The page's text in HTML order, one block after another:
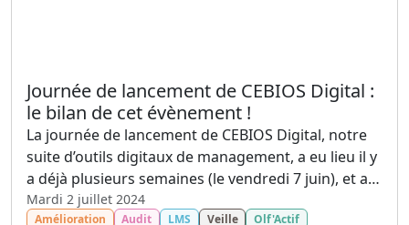
Journée de lancement de CEBIOS Digital :
le bilan de cet évènement !
La journée de lancement de CEBIOS Digital, notre
suite d’outils digitaux de management, a eu lieu il y
a déjà plusieurs semaines (le vendredi 7 juin), et a
été un franc succès ! Merci à toutes les personnes
Mardi 2 juillet 2024
Amélioration Audit LMS Veille Olf'Actif